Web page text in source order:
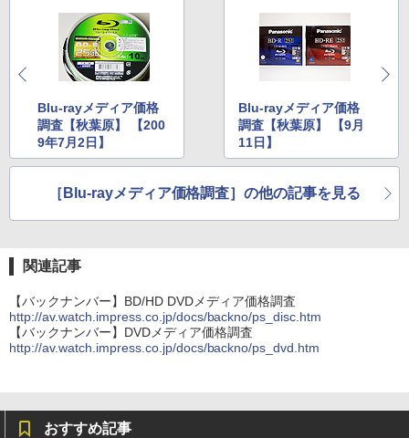
Blu-rayメディア価格
調査【秋葉原】 【200
9年7月2日】
Blu-rayメディア価格
調査【秋葉原】 【9月
11日】
［Blu-rayメディア価格調査］の他の記事を見る
関連記事
【バックナンバー】BD/HD DVDメディア価格調査
http://av.watch.impress.co.jp/docs/backno/ps_disc.htm
【バックナンバー】DVDメディア価格調査
http://av.watch.impress.co.jp/docs/backno/ps_dvd.htm
おすすめ記事